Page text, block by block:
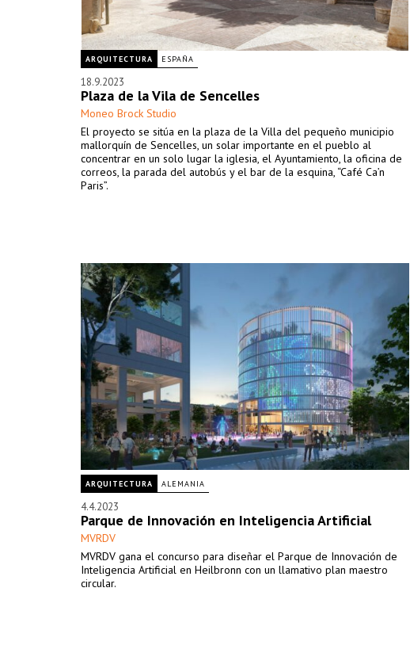
ARQUITECTURA ESPAÑA
18.9.2023
Plaza de la Vila de Sencelles
Moneo Brock Studio
El proyecto se sitúa en la plaza de la Villa del pequeño municipio
mallorquín de Sencelles, un solar importante en el pueblo al
concentrar en un solo lugar la iglesia, el Ayuntamiento, la oficina de
correos, la parada del autobús y el bar de la esquina, “Café Ca’n
Paris”.
ARQUITECTURA ALEMANIA
4.4.2023
Parque de Innovación en Inteligencia Artificial
MVRDV
MVRDV gana el concurso para diseñar el Parque de Innovación de
Inteligencia Artificial en Heilbronn con un llamativo plan maestro
circular.